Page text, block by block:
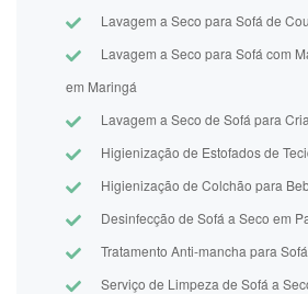
Lavagem a Seco para Sofá de
Lavagem a Seco para Sofá com
em Maringá
Lavagem a Seco de Sofá para
Higienização de Estofados de
Higienização de Colchão para
Desinfecção de Sofá a Seco em
Tratamento Anti-mancha para
Serviço de Limpeza de Sofá a